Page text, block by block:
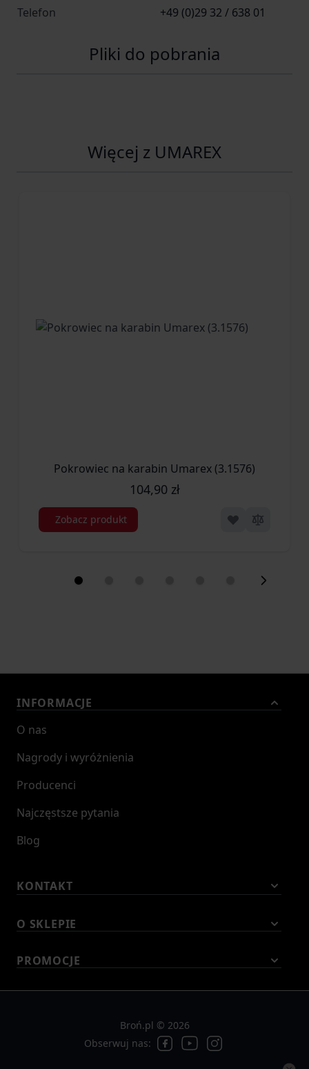
Telefon
+49 (0)29 32 / 638 01
Pliki do pobrania
Więcej z UMAREX
Pokrowiec na karabin Umarex (3.1576)
104,90 zł
Zobacz produkt
INFORMACJE
O nas
Nagrody i wyróżnienia
Producenci
Najczęstsze pytania
Blog
KONTAKT
O SKLEPIE
PROMOCJE
Broń.pl © 2026
Obserwuj nas: